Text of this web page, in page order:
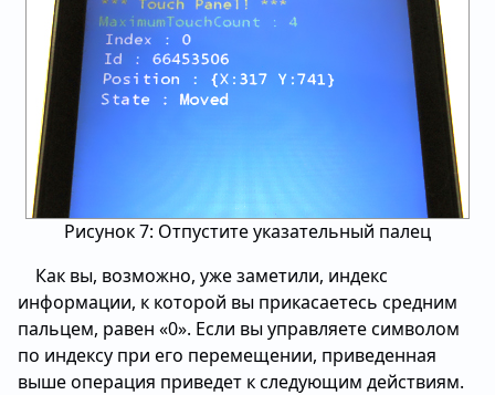
Рисунок 7: Отпустите указательный палец
Как вы, возможно, уже заметили, индекс
информации, к которой вы прикасаетесь средним
пальцем, равен «0». Если вы управляете символом
по индексу при его перемещении, приведенная
выше операция приведет к следующим действиям.